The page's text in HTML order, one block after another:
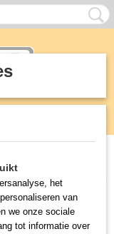
(0)
ONDERSCHAP
het
van
we onze sociale
tot informatie over